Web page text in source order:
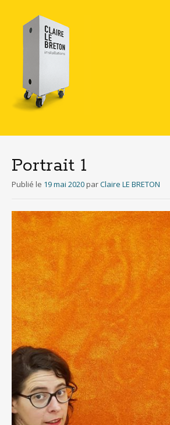
principal
Portrait 1
Publié le 19 mai 2020 parClaire LE BRETON